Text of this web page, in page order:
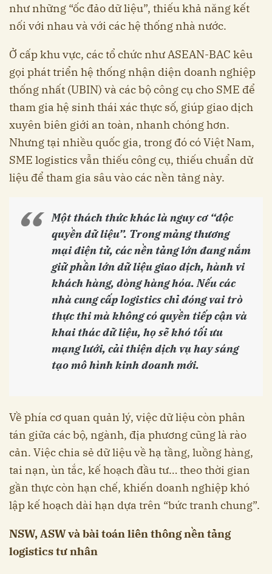
như những “ốc đảo dữ liệu”, thiếu khả năng kết
nối với nhau và với các hệ thống nhà nước.
Ở cấp khu vực, các tổ chức như ASEAN-BAC kêu
gọi phát triển hệ thống nhận diện doanh nghiệp
thống nhất (UBIN) và các bộ công cụ cho SME để
tham gia hệ sinh thái xác thực số, giúp giao dịch
xuyên biên giới an toàn, nhanh chóng hơn.
Nhưng tại nhiều quốc gia, trong đó có Việt Nam,
SME logistics vẫn thiếu công cụ, thiếu chuẩn dữ
liệu để tham gia sâu vào các nền tảng này.
Một thách thức khác là nguy cơ “độc
quyền dữ liệu”. Trong mảng thương
mại điện tử, các nền tảng lớn đang nắm
giữ phần lớn dữ liệu giao dịch, hành vi
khách hàng, dòng hàng hóa. Nếu các
nhà cung cấp logistics chỉ đóng vai trò
thực thi mà không có quyền tiếp cận và
khai thác dữ liệu, họ sẽ khó tối ưu
mạng lưới, cải thiện dịch vụ hay sáng
tạo mô hình kinh doanh mới.
Về phía cơ quan quản lý, việc dữ liệu còn phân
tán giữa các bộ, ngành, địa phương cũng là rào
cản. Việc chia sẻ dữ liệu về hạ tầng, luồng hàng,
tai nạn, ùn tắc, kế hoạch đầu tư… theo thời gian
gần thực còn hạn chế, khiến doanh nghiệp khó
lập kế hoạch dài hạn dựa trên “bức tranh chung”.
NSW, ASW và bài toán liên thông nền tảng
logistics tư nhân